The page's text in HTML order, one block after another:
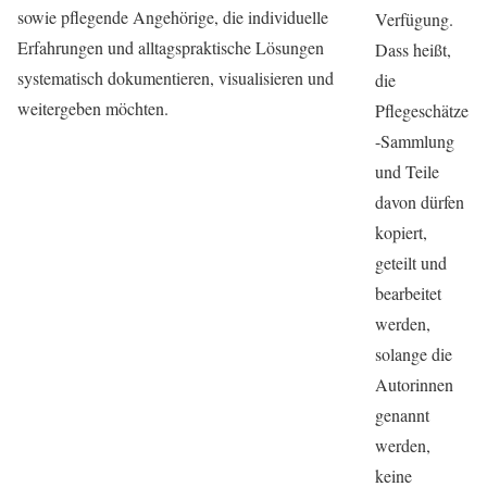
sowie pflegende Angehörige, die individuelle
Erfahrungen und alltagspraktische Lösungen
systematisch dokumentieren, visualisieren und
weitergeben möchten.
Verfügung.
Dass heißt,
die
Pflegeschätze
-Sammlung
und Teile
davon dürfen
kopiert,
geteilt und
bearbeitet
werden,
solange die
Autorinnen
genannt
werden,
keine